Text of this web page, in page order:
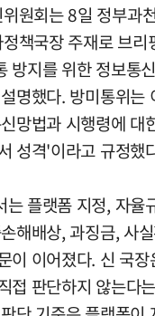
원회는 8일 정부과
책국장 주재로 브리
방지를 위한 정보통
명했다. 방미통위는
망법과 시행령에 대
성격'이라고 규정했
는 플랫폼 지정, 자율
해배상, 과징금, 사
이 이어졌다. 신 국
접 판단하지 않는다